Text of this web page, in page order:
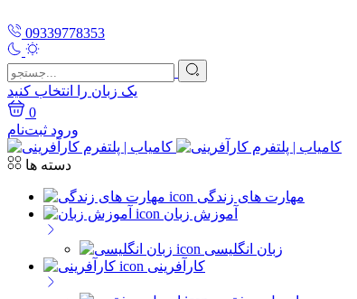
09339778353
یک زبان را انتخاب کنید
0
ورود ثبت‌نام
دسته ها
مهارت های زندگی
آموزش زبان
زبان انگلیسی
کارآفرینی